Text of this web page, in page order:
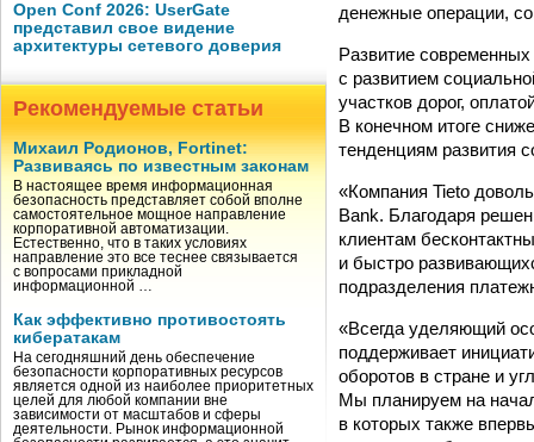
Open Conf 2026: UserGate
представил свое видение
архитектуры сетевого доверия
Рекомендуемые статьи
Михаил Родионов, Fortinet:
Развиваясь по известным законам
В настоящее время информационная
безопасность представляет собой вполне
самостоятельное мощное направление
корпоративной автоматизации.
Естественно, что в таких условиях
направление это все теснее связывается
с вопросами прикладной
информационной …
Как эффективно противостоять
кибератакам
На сегодняшний день обеспечение
безопасности корпоративных ресурсов
является одной из наиболее приоритетных
целей для любой компании вне
зависимости от масштабов и сферы
деятельности. Рынок информационной
денежные операции,
Развитие
с развитием
участков дорог,
В конечном итоге
тенденциям развития
«Компания Tieto
Bank. Благодаря
клиентам
и быстро
подразделения
«Всегда уделяющий
поддерживает
оборотов в стране и
Мы планируем на
в которых также